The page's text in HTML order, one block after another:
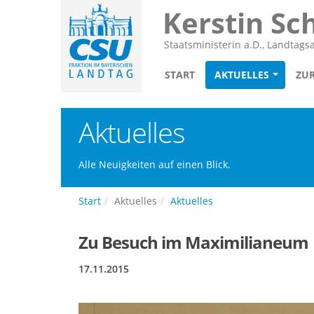
Kerstin
Staatsministerin a.D.,
START AKTUELLES
Aktuelles
Alle Neuigkeiten auf einen Blick.
Start Aktuelles Aktuelles
Zu Besuch im Maximilianeum
17.11.2015